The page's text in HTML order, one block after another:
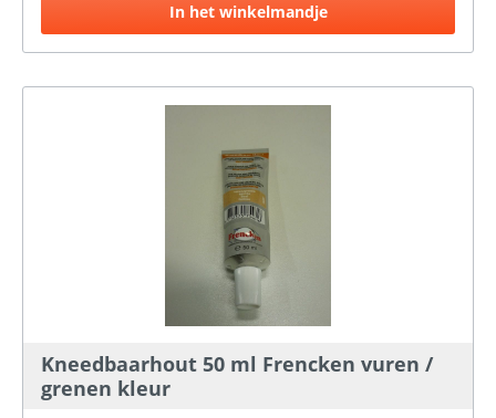
In het winkelmandje
Kneedbaarhout 50 ml Frencken vuren /
grenen kleur